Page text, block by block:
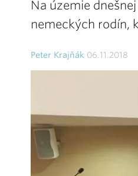
Na územie
nemeckých rodín,
Peter Krajňák 06.11.2018